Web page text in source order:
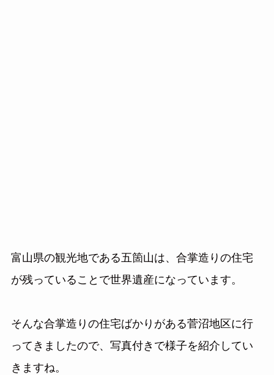
富山県の観光地である五箇山は、合掌造りの住宅
が残っていることで世界遺産になっています。
そんな合掌造りの住宅ばかりがある菅沼地区に行
ってきましたので、写真付きで様子を紹介してい
きますね。